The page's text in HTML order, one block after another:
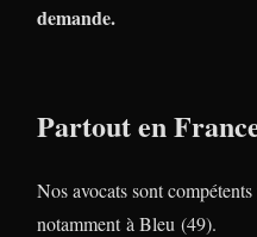
demande.
Partout en
Nos avocats sont compétents
notamment à Bleu (49).